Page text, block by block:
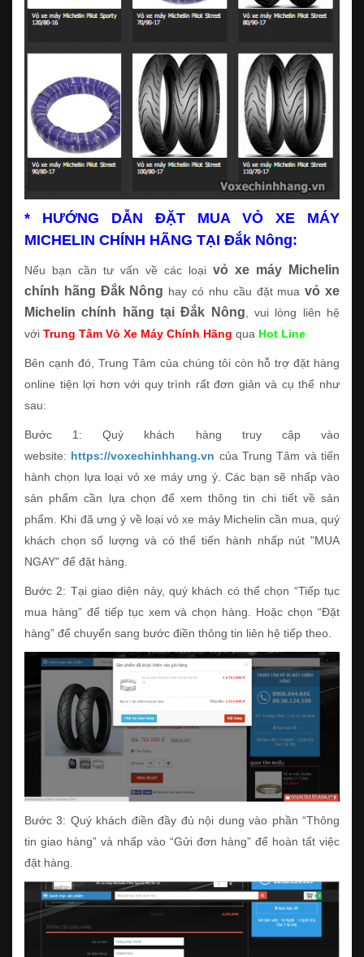
* HƯỚNG DẪN ĐẶT MUA VỎ XE MÁY
MICHELIN CHÍNH HÃNG TẠI Đắk Nông:
Nếu bạn cần tư vấn về các loại vỏ xe máy Michelin
chính hãng Đắk Nông hay có nhu cầu đặt muavỏ xe
Michelin chính hãng tại Đắk Nông, vui lòng liên hệ
với Trung Tâm Vỏ Xe Máy Chính Hãng qua Hot Line
Bên cạnh đó, Trung Tâm của chúng tôi còn hỗ trợ đặt hàng
online tiện lợi hơn với quy trình rất đơn giản và cụ thể như
sau:
Bước 1: Quý khách hàng truy cập vào
website: https://voxechinhhang.vn của Trung Tâm và tiến
hành chọn lựa loại vỏ xe máy ưng ý. Các bạn sẽ nhấp vào
sản phẩm cần lựa chọn để xem thông tin chi tiết về sản
phẩm. Khi đã ưng ý về loại vỏ xe máy Michelin cần mua, quý
khách chọn số lượng và có thể tiến hành nhấp nút "MUA
NGAY" để đặt hàng.
Bước 2: Tại giao diện này, quý khách có thể chọn “Tiếp tục
mua hàng” để tiếp tục xem và chọn hàng. Hoặc chọn “Đặt
hàng” để chuyển sang bước điền thông tin liên hệ tiếp theo.
Bước 3: Quý khách điền đầy đủ nội dung vào phần “Thông
tin giao hàng” và nhấp vào “Gửi đơn hàng” để hoàn tất việc
đặt hàng.